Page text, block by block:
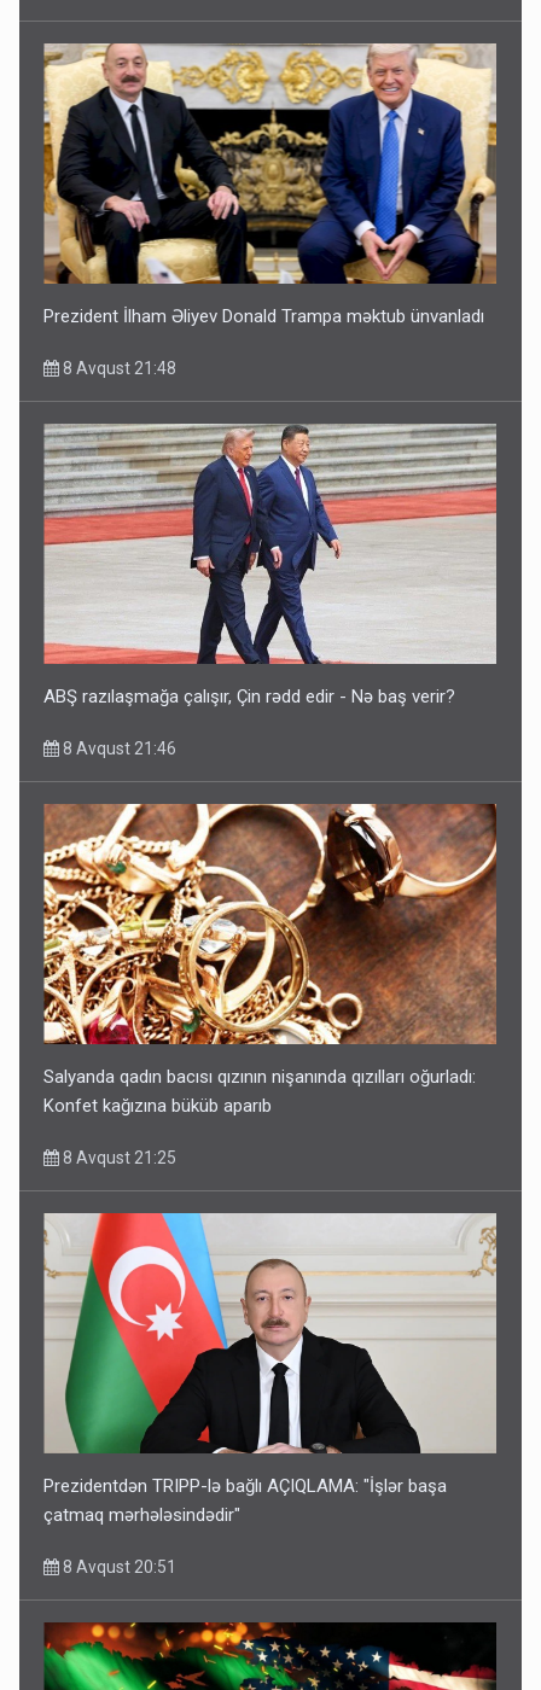
Prezident İlham Əliyev Donald Trampa məktub ünvanladı
8 Avqust 21:48
ABŞ razılaşmağa çalışır, Çin rədd edir - Nə baş verir?
8 Avqust 21:46
Salyanda qadın bacısı qızının nişanında qızılları oğurladı:
Konfet kağızına büküb aparıb
8 Avqust 21:25
Prezidentdən TRIPP-lə bağlı AÇIQLAMA: "İşlər başa
çatmaq mərhələsindədir"
8 Avqust 20:51